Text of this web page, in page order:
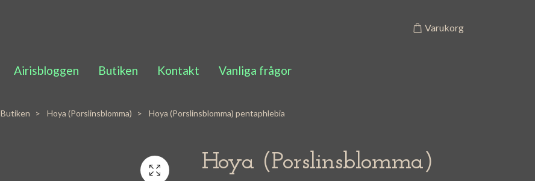
Varukorg
Airisbloggen Butiken Kontakt Vanliga frågor
Butiken Hoya (Porslinsblomma) Hoya (Porslinsblomma) pentaphlebia
Hoya (Porslinsblomma)